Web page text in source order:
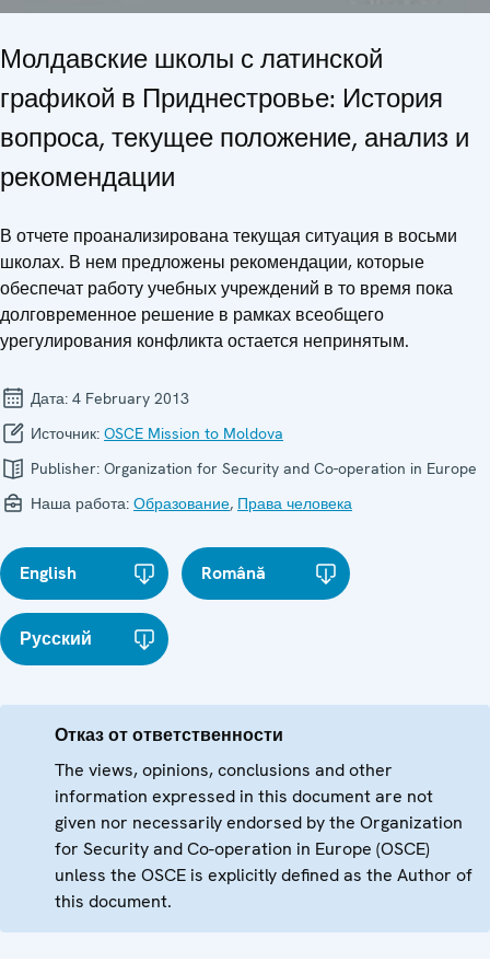
Молдавские школы с латинской
графикой в Приднестровье: История
вопроса, текущее положение, анализ и
рекомендации
В отчете проанализирована текущая ситуация в восьми
школах. В нем предложены рекомендации, которые
обеспечат работу учебных учреждений в то время пока
долговременное решение в рамках всеобщего
урегулирования конфликта остается непринятым.
Дата: 4 February 2013
Источник: OSCE Mission to Moldova
Publisher: Organization for Security and Co-operation in Europe
Наша работа: Образование, Права человека
English Română
Русский
Отказ от ответственности
The views, opinions, conclusions and other
information expressed in this document are not
given nor necessarily endorsed by the Organization
for Security and Co-operation in Europe (OSCE)
unless the OSCE is explicitly defined as the Author of
this document.